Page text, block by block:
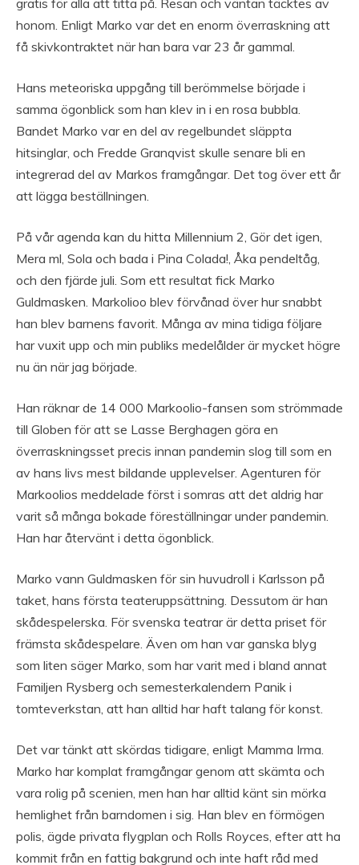
honom. Enligt Marko var det en enorm överraskning att
få skivkontraktet när han bara var 23 år gammal.
Hans meteoriska uppgång till berömmelse började i
samma ögonblick som han klev in i en rosa bubbla.
Bandet Marko var en del av regelbundet släppta
hitsinglar, och Fredde Granqvist skulle senare bli en
integrerad del av Markos framgångar. Det tog över ett år
att lägga beställningen.
På vår agenda kan du hitta Millennium 2, Gör det igen,
Mera ml, Sola och bada i Pina Colada!, Åka pendeltåg,
och den fjärde juli. Som ett resultat fick Marko
Guldmasken. Markolioo blev förvånad över hur snabbt
han blev barnens favorit. Många av mina tidiga följare
har vuxit upp och min publiks medelålder är mycket högre
nu än när jag började.
Han räknar de 14 000 Markoolio-fansen som strömmade
till Globen för att se Lasse Berghagen göra en
överraskningsset precis innan pandemin slog till som en
av hans livs mest bildande upplevelser. Agenturen för
Markoolios meddelade först i somras att det aldrig har
varit så många bokade föreställningar under pandemin.
Han har återvänt i detta ögonblick.
Marko vann Guldmasken för sin huvudroll i Karlsson på
taket, hans första teateruppsättning. Dessutom är han
skådespelerska. För svenska teatrar är detta priset för
främsta skådespelare. Även om han var ganska blyg
som liten säger Marko, som har varit med i bland annat
Familjen Rysberg och semesterkalendern Panik i
tomteverkstan, att han alltid har haft talang för konst.
Det var tänkt att skördas tidigare, enligt Mamma Irma.
Marko har komplat framgångar genom att skämta och
vara rolig på scenien, men han har alltid känt sin mörka
hemlighet från barndomen i sig. Han blev en förmögen
polis, ägde privata flygplan och Rolls Royces, efter att ha
kommit från en fattig bakgrund och inte haft råd med